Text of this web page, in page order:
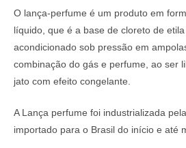
O lança-perfume é um produto em
líquido, que é a base de cloreto de
acondicionado sob pressão em
combinação do gás e perfume, ao ser
jato com efeito congelante.
A Lança perfume foi industrializada
importado para o Brasil do início e até